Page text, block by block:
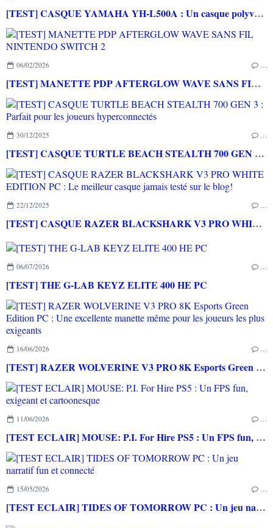
[TEST] CASQUE YAMAHA YH-L500A : Un casque polyvalent parfait pour les audiophiles
06/02/2026
[TEST] MANETTE PDP AFTERGLOW WAVE SANS FIL NINTENDO SWITCH 2
30/12/2025
[TEST] CASQUE TURTLE BEACH STEALTH 700 GEN 3 : Parfait pour les joueurs hyperconnectés
22/12/2025
[TEST] CASQUE RAZER BLACKSHARK V3 PRO WHITE EDITION PC : Le meilleur casque jamais testé sur le blog!
06/07/2026
[TEST] THE G-LAB KEYZ ELITE 400 HE PC
16/06/2026
[TEST] RAZER WOLVERINE V3 PRO 8K Esports Green Edition PC : Une excellente manette même pour les joueurs les plus exigeants
11/06/2026
[TEST ECLAIR] MOUSE: P.I. For Hire PS5 : Un FPS fun, exigeant et cartoonesque
15/05/2026
[TEST ECLAIR] TIDES OF TOMORROW PC : Un jeu narratif fun et connecté